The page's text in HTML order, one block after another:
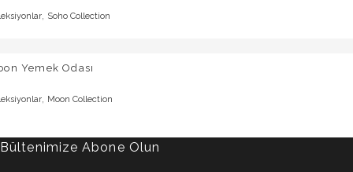
, Soho Collection
Yemek Odası
, Moon Collection
Bültenimize Abone Olun